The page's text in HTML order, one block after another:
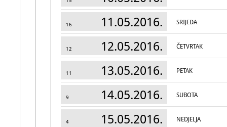
16 11.05.2016. SRIJEDA
12 12.05.2016. ČETVRTAK
11 13.05.2016. PETAK
9 14.05.2016. SUBOTA
4 15.05.2016. NEDJELJA